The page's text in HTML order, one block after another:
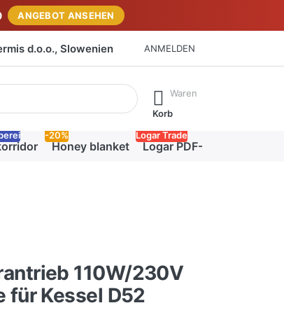
ANGEBOT ANSEHEN
d.o.o., Slowenien ANMELDEN
Ergebnisse. Drücken Sie die Eingabetaste, um alle
Waren
Korb
Honey blanket
-20%
Logar PDF-Katalog
Logar Trade
110W/230V
für Kessel D52